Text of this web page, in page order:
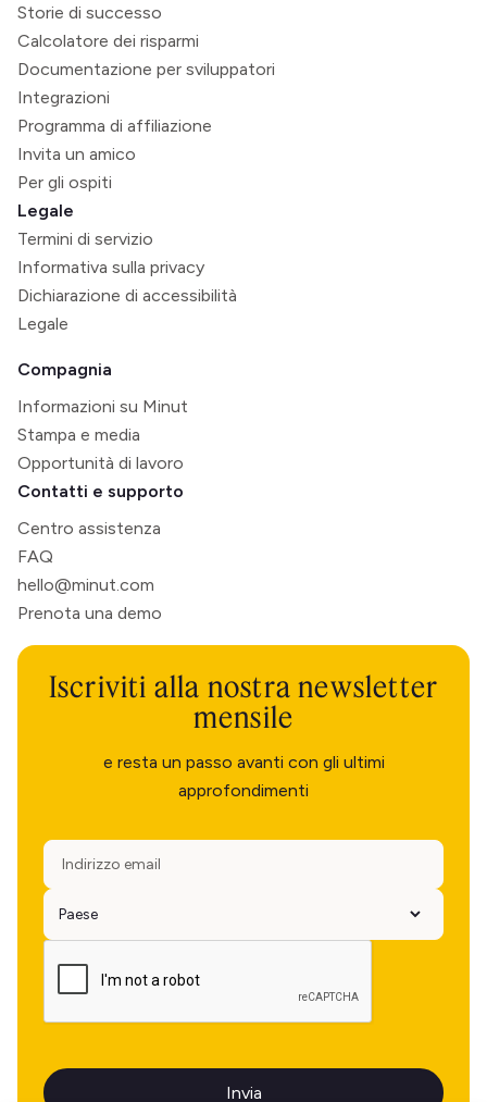
Storie di successo
Calcolatore dei risparmi
Documentazione per sviluppatori
Integrazioni
Programma di affiliazione
Invita un amico
Per gli ospiti
Legale
Termini di servizio
Informativa sulla privacy
Dichiarazione di accessibilità
Legale
Compagnia
Informazioni su Minut
Stampa e media
Opportunità di lavoro
Contatti e supporto
Centro assistenza
FAQ
hello@minut.com
Prenota una demo
Iscriviti alla nostra newsletter
mensile
e resta un passo avanti con gli ultimi
approfondimenti